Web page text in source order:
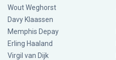
Wout Weghorst
Davy Klaassen
Memphis Depay
Erling Haaland
Virgil van Dijk